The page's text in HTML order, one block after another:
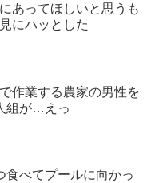
あってほしいと思うも
にハッとした
作業する農家の男性を
組が…えっ
食べてプールに向かっ